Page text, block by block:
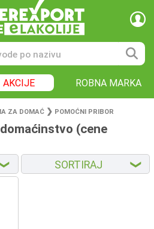
AKCIJE ROBNA MARKA
ZA DOMAĆ ❯ POMOĆNI PRIBOR
(cene
SORTIRAJ ❮